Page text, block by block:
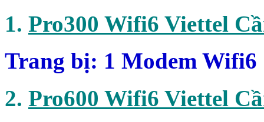
1. Pro300 Wifi6 Viettel
Trang bị: 1 Modem Wifi6
2. Pro600 Wifi6 Viettel